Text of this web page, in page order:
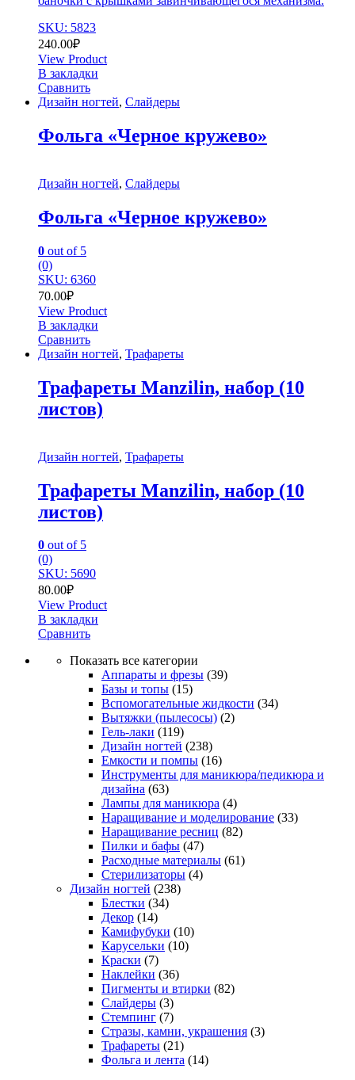
SKU: 5823
240.00₽
View Product
В закладки
Сравнить
Дизайн ногтей, Слайдеры
Фольга «Черное кружево»
Дизайн ногтей, Слайдеры
Фольга «Черное кружево»
0 out of 5
(0)
SKU: 6360
70.00₽
View Product
В закладки
Сравнить
Дизайн ногтей, Трафареты
Трафареты Manzilin, набор (10
листов)
Дизайн ногтей, Трафареты
Трафареты Manzilin, набор (10
листов)
0 out of 5
(0)
SKU: 5690
80.00₽
View Product
В закладки
Сравнить
Показать все категории
Аппараты и фрезы (39)
Базы и топы (15)
Вспомогательные жидкости (34)
Вытяжки (пылесосы) (2)
Гель-лаки (119)
Дизайн ногтей (238)
Емкости и помпы (16)
Инструменты для маникюра/педикюра и
дизайна (63)
Лампы для маникюра (4)
Наращивание и моделирование (33)
Наращивание ресниц (82)
Пилки и бафы (47)
Расходные материалы (61)
Стерилизаторы (4)
Дизайн ногтей (238)
Блестки (34)
Декор (14)
Камифубуки (10)
Карусельки (10)
Краски (7)
Наклейки (36)
Пигменты и втирки (82)
Слайдеры (3)
Стемпинг (7)
Стразы, камни, украшения (3)
Трафареты (21)
Фольга и лента (14)